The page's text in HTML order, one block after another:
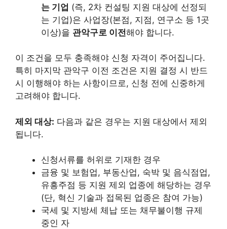
는 기업 (즉, 2차 컨설팅 지원 대상에 선정되
는 기업)은 사업장(본점, 지점, 연구소 등 1곳
이상)을 관악구로 이전해야 합니다.
이 조건을 모두 충족해야 신청 자격이 주어집니다.
특히 마지막 관악구 이전 조건은 지원 결정 시 반드
시 이행해야 하는 사항이므로, 신청 전에 신중하게
고려해야 합니다.
제외 대상: 다음과 같은 경우는 지원 대상에서 제외
됩니다.
신청서류를 허위로 기재한 경우
금융 및 보험업, 부동산업, 숙박 및 음식점업,
유흥주점 등 지원 제외 업종에 해당하는 경우
(단, 혁신 기술과 접목된 업종은 참여 가능)
국세 및 지방세 체납 또는 채무불이행 규제
중인 자